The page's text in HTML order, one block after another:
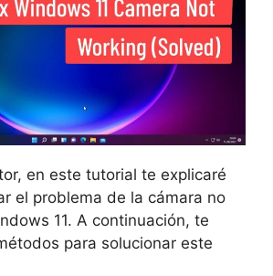
en este tutorial te explicaré
el problema de la cámara no
11. A continuación, te
para solucionar este